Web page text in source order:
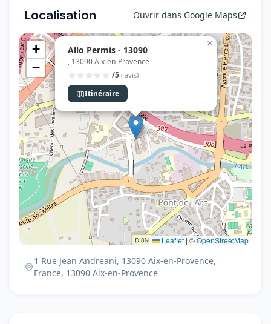
Localisation Ouvrir dans Google Maps
Allo Permis - 13090
, 13090 Aix-en-Provence
/5 ( avis)
Itinéraire
×
+
−
Leaflet | ©OpenStreetMap
1 Rue Jean Andreani, 13090 Aix-en-Provence,
France, 13090 Aix-en-Provence